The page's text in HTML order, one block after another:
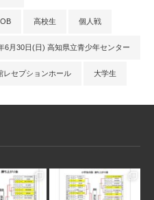
OB 高校生 個人戦
6月30日(日) 高知県立青少年センター
レセプションホール 大学生
31 1月 31